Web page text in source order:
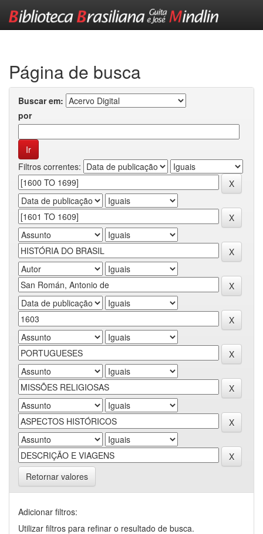
Página de busca
Buscar em:
por
Filtros correntes:
Retornar valores
Adicionar filtros:
Utilizar filtros para refinar o resultado de busca.